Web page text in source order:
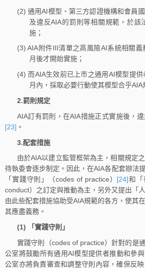
(2) 通用AI模型、第三方認證機構和會員
及違反AIA的罰則等相關規範，於該
施；
(3) AIA附件III清單之高風險AI系統相關
月後才開始實施；
(4) 而AIA生效前已上市之通用AI模型提
月內，採取必要行動使其模型合乎AIA
2.罰則規定
AIA訂有罰則，在AIA措施正式實施後，
[23] 。
3.配套措施
由於AIA以建立監管框架為主，相關規定
待執委會逐步制定。因此，在AIA各配套辦法
「實踐守則」（codes of practice） [24]和「
conduct）之訂定與推動為主，另外又提出「
由此些配套措施協助受AIA規範的各方，使其
其應盡義務。
(1) 「實踐守則」
實踐守則（codes of practice）針對的是
公室將鼓勵所有通用AI模型提供者推動和參
公室亦將負責審查和調整守則內容，確保反